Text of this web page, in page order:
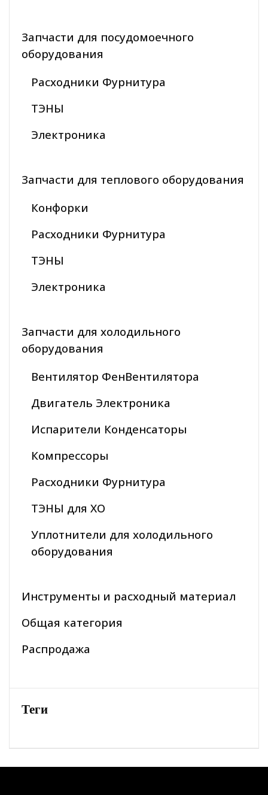
Запчасти для посудомоечного
оборудования
Расходники Фурнитура
ТЭНЫ
Электроника
Запчасти для теплового оборудования
Конфорки
Расходники Фурнитура
ТЭНЫ
Электроника
Запчасти для холодильного
оборудования
Вентилятор ФенВентилятора
Двигатель Электроника
Испарители Конденсаторы
Компрессоры
Расходники Фурнитура
ТЭНЫ для ХО
Уплотнители для холодильного
оборудования
Инструменты и расходный материал
Общая категория
Распродажа
Теги